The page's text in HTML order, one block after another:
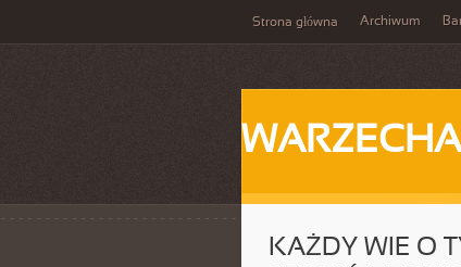
Strona główna Archiwum
WARZECHA
KAŻDY WIE O